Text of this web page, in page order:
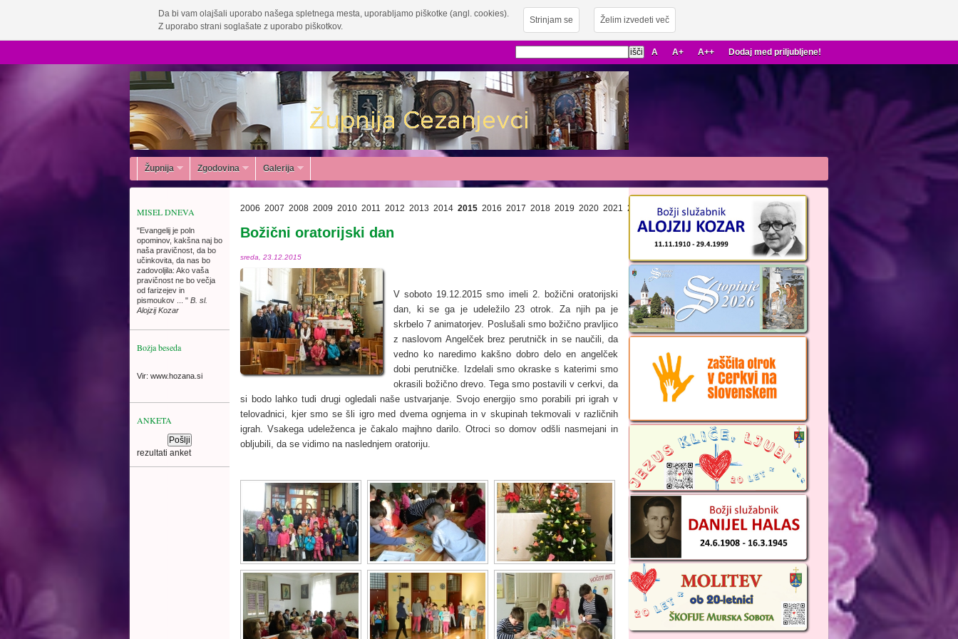
Da bi vam olajšali uporabo našega spletnega mesta, uporabljamo piškotke (angl. cookies).
Z uporabo strani soglašate z uporabo piškotkov.
Strinjam se Želim izvedeti več
A A+ A++ Dodaj med priljubljene!
Župnija Zgodovina Galerija
MISEL DNEVA
"Evangelij je poln
opominov, kakšna naj bo
naša pravičnost, da bo
učinkovita, da nas bo
zadovoljila: Ako vaša
pravičnost ne bo večja
od farizejev in
pismoukov ... " B. sl.
Alojzij Kozar
Božja beseda
Vir: www.hozana.si
ANKETA
rezultati anket
2006 2007 2008 2009 2010 2011 2012 2013 2014 2015 2016 2017 2018 2019 2020 2021 2022 2023 2024 2025 2026
Božični oratorijski dan
sreda, 23.12.2015
V soboto 19.12.2015 smo imeli 2. božični oratorijski
dan, ki se ga je udeležilo 23 otrok. Za njih pa je
skrbelo 7 animatorjev. Poslušali smo božično pravljico
z naslovom Angelček brez perutničk in se naučili, da
vedno ko naredimo kakšno dobro delo en angelček
dobi perutničke. Izdelali smo okraske s katerimi smo
okrasili božično drevo. Tega smo postavili v cerkvi, da
si bodo lahko tudi drugi ogledali naše ustvarjanje. Svojo energijo smo porabili pri igrah v
telovadnici, kjer smo se šli igro med dvema ognjema in v skupinah tekmovali v različnih
igrah. Vsakega udeleženca je čakalo majhno darilo. Otroci so domov odšli nasmejani in
obljubili, da se vidimo na naslednjem oratoriju.